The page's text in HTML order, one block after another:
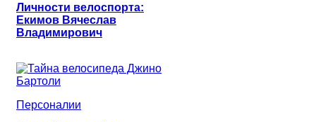
Личности велоспорта:
Екимов Вячеслав
Владимирович
Персоналии